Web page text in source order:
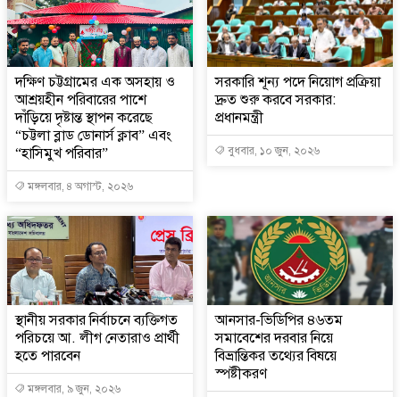
দক্ষিণ চট্টগ্রামের এক অসহায় ও
আশ্রয়হীন পরিবারের পাশে
দাঁড়িয়ে দৃষ্টান্ত স্থাপন করেছে
“চট্টলা ব্লাড ডোনার্স ক্লাব” এবং
“হাসিমুখ পরিবার”
মঙ্গলবার, ৪ অগাস্ট, ২০২৬
সরকারি শূন্য পদে নিয়োগ প্রক্রিয়া
দ্রুত শুরু করবে সরকার:
প্রধানমন্ত্রী
বুধবার, ১০ জুন, ২০২৬
স্থানীয় সরকার নির্বাচনে ব্যক্তিগত
পরিচয়ে আ. লীগ নেতারাও প্রার্থী
হতে পারবেন
মঙ্গলবার, ৯ জুন, ২০২৬
আনসার-ভিডিপির ৪৬তম
সমাবেশের দরবার নিয়ে
বিভ্রান্তিকর তথ্যের বিষয়ে
স্পষ্টীকরণ